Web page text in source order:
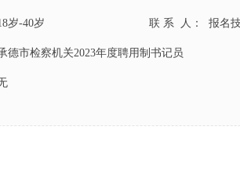
岁-40岁 联 系 人： 报名
德市检察机关2023年度聘用制书记员